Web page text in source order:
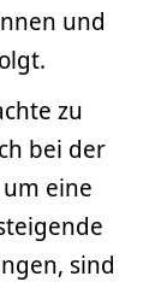
und
zu
bei der
eine
sind